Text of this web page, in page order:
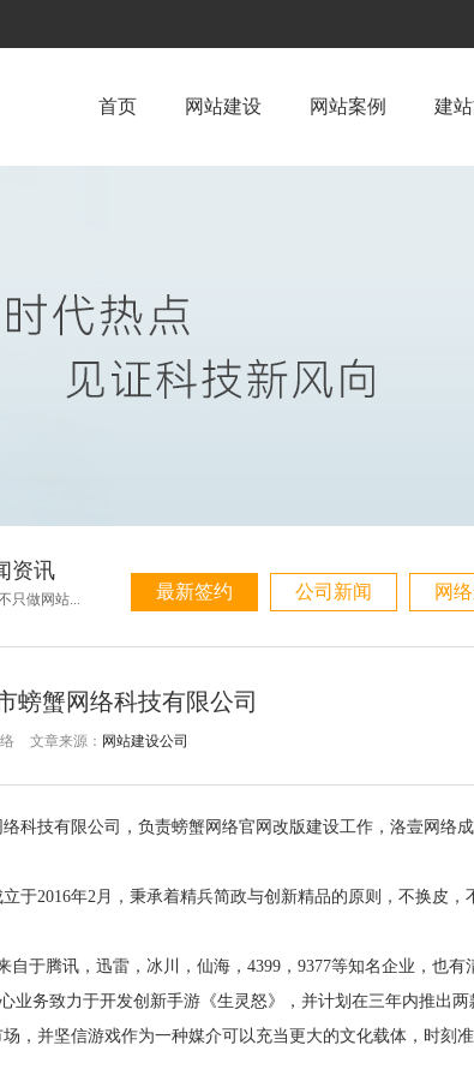
首页 网站建设 网站案例 建
资讯
只做网站... 最新签约 公司新闻 网
螃蟹网络科技有限公司
文章来源： 网站建设公司
科技有限公司，负责螃蟹网络官网改版建设工作，洛壹网络
2016年2月，秉承着精兵简政与创新精品的原则，不换皮，
腾讯，迅雷，冰川，仙海，4399，9377等知名企业，也有
业务致力于开发创新手游《生灵怒》，并计划在三年内推出两
并坚信游戏作为一种媒介可以充当更大的文化载体，时刻准